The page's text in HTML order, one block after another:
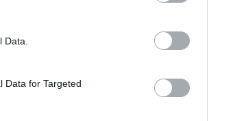
Data for Targeted
mennyire
F1-es